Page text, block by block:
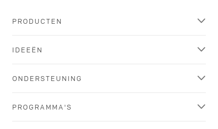
PRODUCTEN
IDEEËN
ONDERSTEUNING
PROGRAMMA'S